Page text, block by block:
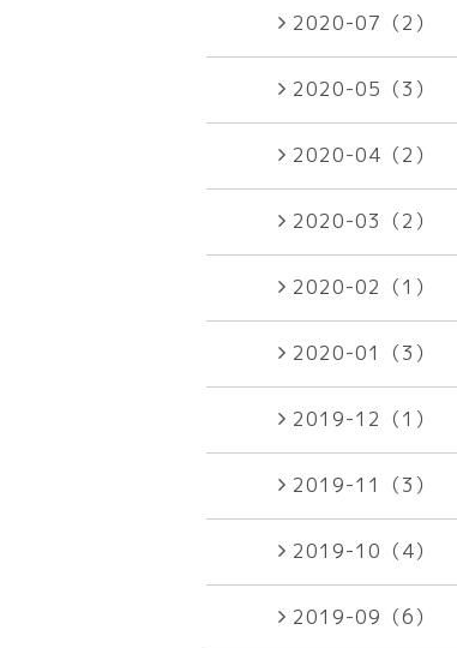
2020-07（2）
2020-05（3）
2020-04（2）
2020-03（2）
2020-02（1）
2020-01（3）
2019-12（1）
2019-11（3）
2019-10（4）
2019-09（6）